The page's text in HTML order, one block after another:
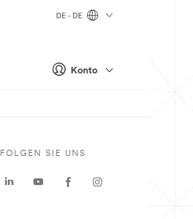
Konto
DE - DE
FOLGEN SIE UNS